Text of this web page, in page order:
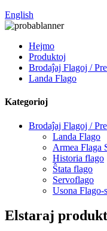
English
Hejmo
Produktoj
Brodaĵaj Flagoj /
Landa Flago
Kategorioj
Brodaĵaj Flagoj /
Landa Flago
Armea Flaga
Historia flago
Ŝtata flago
Servoflago
Usona Flago-
Elstaraj